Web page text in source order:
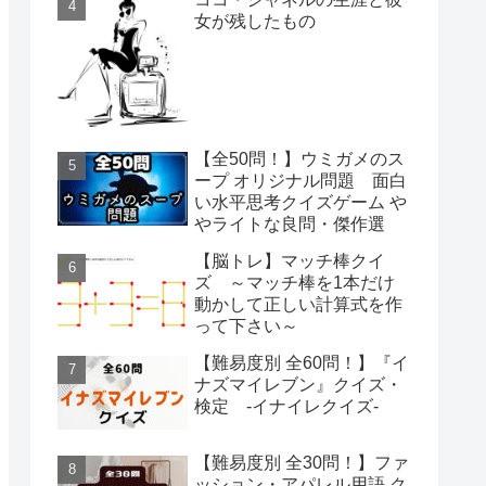
女が残したもの
【全50問！】ウミガメのス
ープ オリジナル問題 面白
い水平思考クイズゲーム や
やライトな良問・傑作選
【脳トレ】マッチ棒クイ
ズ ～マッチ棒を1本だけ
動かして正しい計算式を作
って下さい～
【難易度別 全60問！】『イ
ナズマイレブン』クイズ・
検定 -イナイレクイズ-
【難易度別 全30問！】ファ